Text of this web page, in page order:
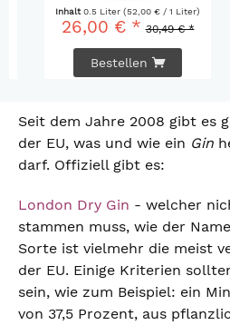
Inhalt0.5 Liter (52,00 € / 1 Liter)
26,00 € * 30,49 € *
Bestellen
Seit dem Jahre 2008 gibt es
der EU, was und wie ein Gin
darf. Offiziell gibt es:
London Dry Gin - welcher
stammen muss, wie der
Sorte ist vielmehr die meist
der EU. Einige Kriterien
sein, wie zum Beispiel: ein
von 37,5 Prozent, aus